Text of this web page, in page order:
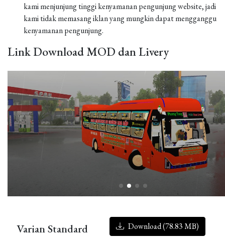
kami menjunjung tinggi kenyamanan pengunjung website, jadi
kami tidak memasang iklan yang mungkin dapat mengganggu
kenyamanan pengunjung.
Link Download MOD dan Livery
Varian Standard Download (78.83 MB)